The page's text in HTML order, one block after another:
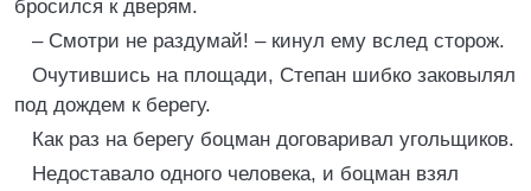
бросился к дверям.
– Смотри не раздумай! – кинул ему вслед сторож.
Очутившись на площади, Степан шибко заковылял
под дождем к берегу.
Как раз на берегу боцман договаривал угольщиков.
Недоставало одного человека, и боцман взял